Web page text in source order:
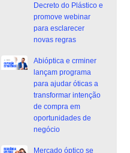
Decreto do Plástico e
promove webinar
para esclarecer
novas regras
Abióptica e crminer
lançam programa
para ajudar óticas a
transformar intenção
de compra em
oportunidades de
negócio
Mercado óptico se